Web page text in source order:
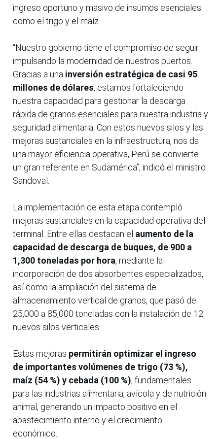
ingreso oportuno y masivo de insumos esenciales
como el trigo y el maíz.
“Nuestro gobierno tiene el compromiso de seguir
impulsando la modernidad de nuestros puertos.
Gracias a una inversión estratégica de casi 95
millones de dólares, estamos fortaleciendo
nuestra capacidad para gestionar la descarga
rápida de granos esenciales para nuestra industria y
seguridad alimentaria. Con estos nuevos silos y las
mejoras sustanciales en la infraestructura, nos da
una mayor eficiencia operativa, Perú se convierte
un gran referente en Sudamérica”, indicó el ministro
Sandoval.
La implementación de esta etapa contempló
mejoras sustanciales en la capacidad operativa del
terminal. Entre ellas destacan el aumento de la
capacidad de descarga de buques, de 900 a
1,300 toneladas por hora, mediante la
incorporación de dos absorbentes especializados,
así como la ampliación del sistema de
almacenamiento vertical de granos, que pasó de
25,000 a 85,000 toneladas con la instalación de 12
nuevos silos verticales.
Estas mejoras permitirán optimizar el ingreso
de importantes volúmenes de trigo (73 %),
maíz (54 %) y cebada (100 %), fundamentales
para las industrias alimentaria, avícola y de nutrición
animal, generando un impacto positivo en el
abastecimiento interno y el crecimiento
económico.